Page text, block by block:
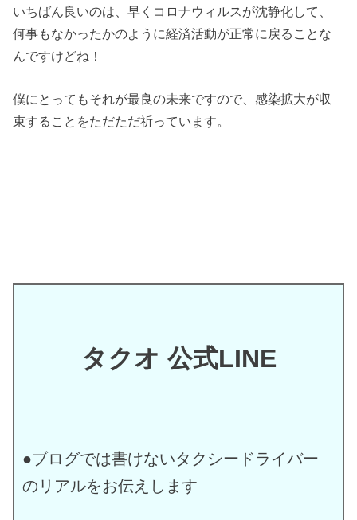
いちばん良いのは、早くコロナウィルスが沈静化して、
何事もなかったかのように経済活動が正常に戻ることな
んですけどね！
僕にとってもそれが最良の未来ですので、感染拡大が収
束することをただただ祈っています。
タクオ 公式LINE
●ブログでは書けないタクシードライバー
のリアルをお伝えします